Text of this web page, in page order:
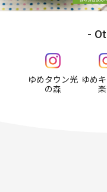
ゆめタウン光
の森
ゆめ